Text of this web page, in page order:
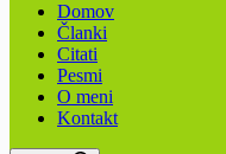
Domov
Članki
Citati
Pesmi
O meni
Kontakt